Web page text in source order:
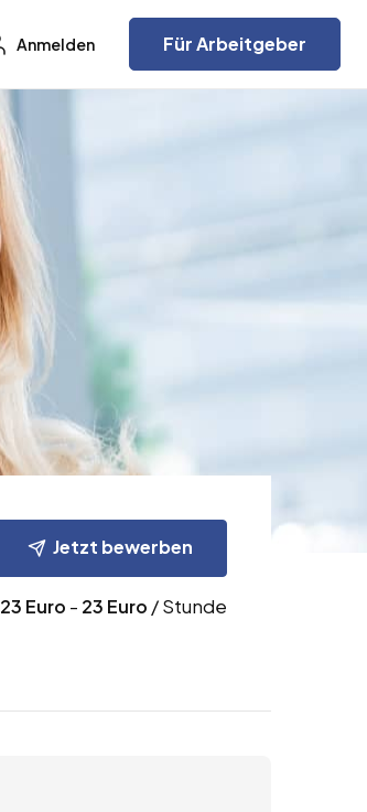
Anmelden Für Arbeitgeber
Jetzt bewerben
23 Euro - 23 Euro / Stunde